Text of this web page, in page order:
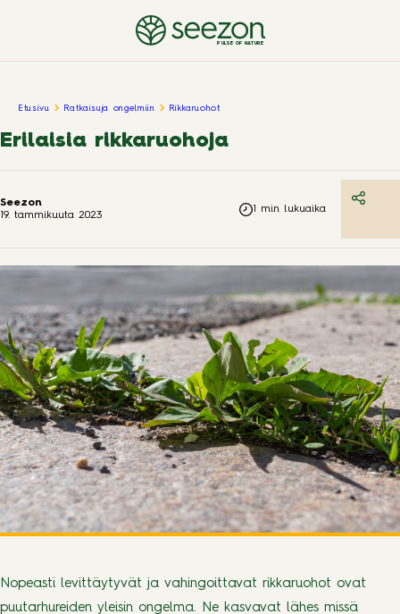
PULSE OF NATURE
Etusivu Ratkaisuja ongelmiin Rikkaruohot
Erilaisia rikkaruohoja
Seezon
19. tammikuuta 2023
1 min lukuaika
Nopeasti levittäytyvät ja vahingoittavat rikkaruohot ovat
puutarhureiden yleisin ongelma. Ne kasvavat lähes missä